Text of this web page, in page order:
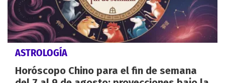
ASTROLOGÍA
Horóscopo Chino para el fin de semana